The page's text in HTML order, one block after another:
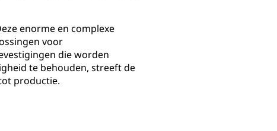
enorme en complexe
voor
die worden
te behouden, streeft de
productie.